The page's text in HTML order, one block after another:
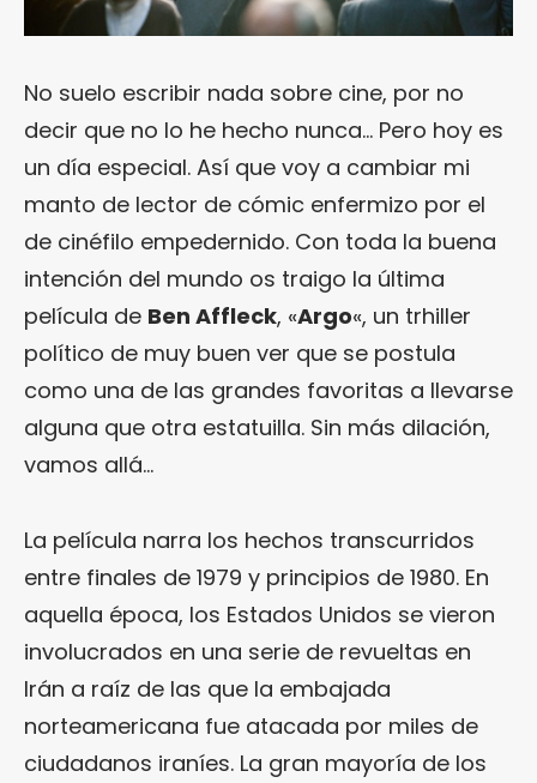
No suelo escribir nada sobre cine, por no
decir que no lo he hecho nunca… Pero hoy es
un día especial. Así que voy a cambiar mi
manto de lector de cómic enfermizo por el
de cinéfilo empedernido. Con toda la buena
intención del mundo os traigo la última
película de Ben Affleck, «Argo«, un trhiller
político de muy buen ver que se postula
como una de las grandes favoritas a llevarse
alguna que otra estatuilla. Sin más dilación,
vamos allá…
La película narra los hechos transcurridos
entre finales de 1979 y principios de 1980. En
aquella época, los Estados Unidos se vieron
involucrados en una serie de revueltas en
Irán a raíz de las que la embajada
norteamericana fue atacada por miles de
ciudadanos iraníes. La gran mayoría de los